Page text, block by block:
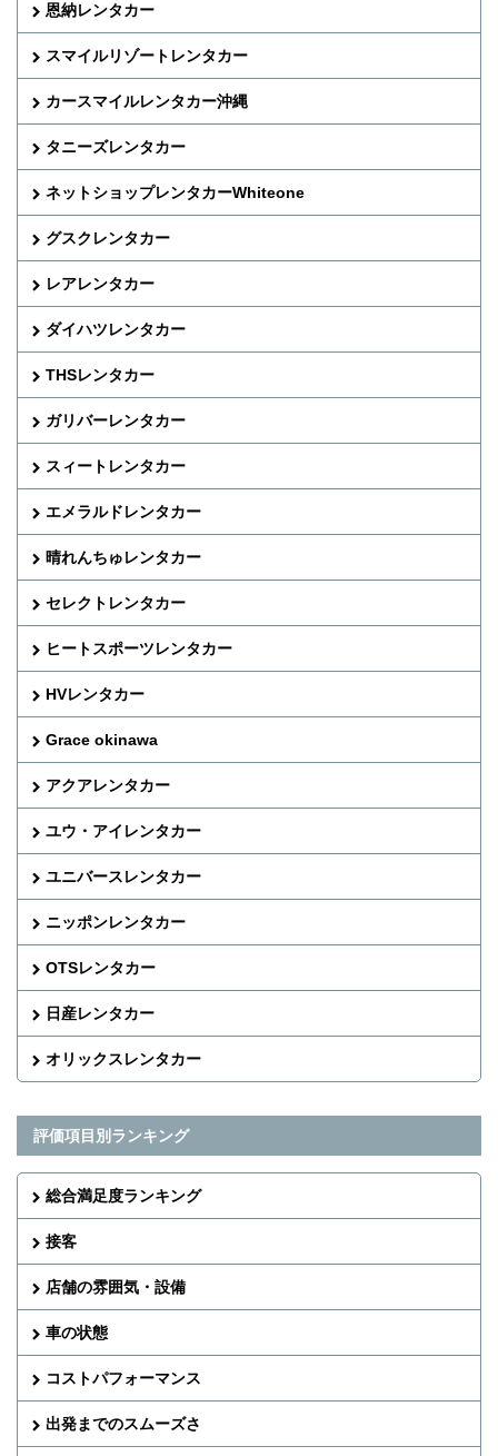
恩納レンタカー
スマイルリゾートレンタカー
カースマイルレンタカー沖縄
タニーズレンタカー
ネットショップレンタカーWhiteone
グスクレンタカー
レアレンタカー
ダイハツレンタカー
THSレンタカー
ガリバーレンタカー
スィートレンタカー
エメラルドレンタカー
晴れんちゅレンタカー
セレクトレンタカー
ヒートスポーツレンタカー
HVレンタカー
Grace okinawa
アクアレンタカー
ユウ・アイレンタカー
ユニバースレンタカー
ニッポンレンタカー
OTSレンタカー
日産レンタカー
オリックスレンタカー
評価項目別ランキング
総合満足度ランキング
接客
店舗の雰囲気・設備
車の状態
コストパフォーマンス
出発までのスムーズさ